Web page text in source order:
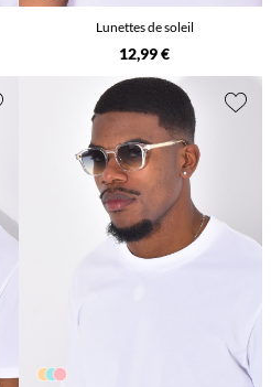
Lunettes de soleil
12,99 €